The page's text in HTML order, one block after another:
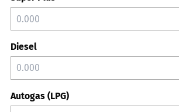
Diesel
Autogas (LPG)